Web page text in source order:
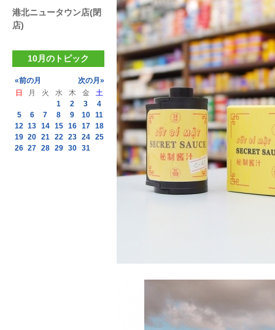
港北ニュータウン店(閉
店)
10月のトピック
«前の月
次の月»
日
月 火 水 木 金
土
1
2 3
4
5
6 7 8 9 10
11
12 13 14 15 16 17 18
19 20 21 22 23 24 25
26 27 28 29 30 31